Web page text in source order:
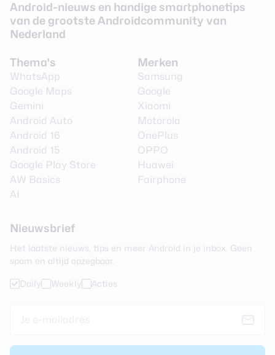
Camera 1 - Optische zoom Ja
Videoresolutie
Video Framerate
Flitser
Flitstype Dual LED
Camera 2 - Type lens Groothoeklens
Camera 2 - Aantal
50 MP
Camera 2 - Diafragma
Camera 3 - Diafragma
Beeldstabilisatie
Camera 3 - Optische zoom
megapixel
Android-nieuws en handige smartphonetips
van de grootste Androidcommunity van
Nederland
Thema's
WhatsApp
Google Maps
Gemini
Android Auto
Android 16
Android 15
Google Play Store
AW Basics
AI
Merken
Samsung
Google
Xiaomi
Motorola
OnePlus
OPPO
Huawei
Fairphone
Nieuwsbrief
Het laatste nieuws, tips en meer Android in je inbox. Geen
spam en altijd opzegbaar.
Daily Weekly Acties